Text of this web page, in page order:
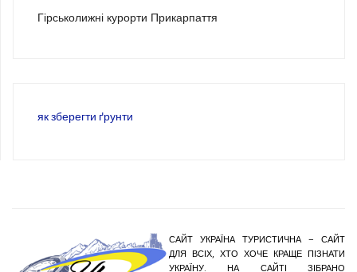
Гірськолижні курорти Прикарпаття
як зберегти ґрунти
САЙТ УКРАЇНА ТУРИСТИЧНА – САЙТ
ДЛЯ ВСІХ, ХТО ХОЧЕ КРАЩЕ ПІЗНАТИ
УКРАЇНУ. НА САЙТІ ЗІБРАНО